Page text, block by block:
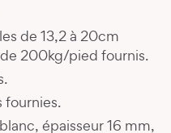
de 13,2 à 20cm
200kg/pied fournis.
fournies.
épaisseur 16 mm,